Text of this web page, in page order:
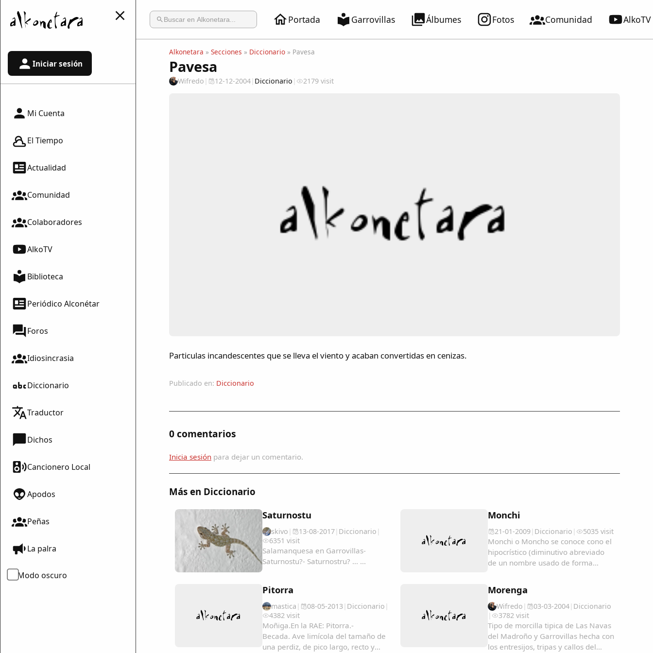
Portada Garrovillas Álbumes Fotos Comunidad AlkoTV
Iniciar sesión
Mi Cuenta
El Tiempo
Actualidad
Comunidad
Colaboradores
AlkoTV
Biblioteca
Periódico Alconétar
Foros
Idiosincrasia
Diccionario
Traductor
Dichos
Cancionero Local
Apodos
Peñas
La palra
Modo oscuro
Alkonetara » Secciones » Diccionario » Pavesa
Pavesa
Wifredo | 12-12-2004| Diccionario | 2179 visit
Particulas incandescentes que se lleva el viento y acaban convertidas en cenizas.
Publicado en: Diccionario
0 comentarios
Inicia sesión para dejar un comentario.
Más en Diccionario
Saturnostu
skivo | 13-08-2017| Diccionario |
6351 visit
Salamanquesa en Garrovillas-
Saturnostu?- Saturnostru? ... ...
Monchi
21-01-2009| Diccionario | 5035 visit
Monchi o Moncho se conoce cono el
hipocrístico (diminutivo abreviado
de un nombre usado de forma
utiliza como un sinónimo de
Tonto/a....
Pitorra
mastica | 08-05-2013| Diccionario |
4382 visit
Moñiga.En la RAE: Pitorra.-
Becada. Ave limícola del tamaño de
una perdiz, de pico largo, recto y
Morenga
Wifredo | 03-03-2004| Diccionario
|
3782 visit
Tipo de morcilla tipica de Las Navas
del Madroño y Garrovillas hecha con
los entresijos, tripas y callos del